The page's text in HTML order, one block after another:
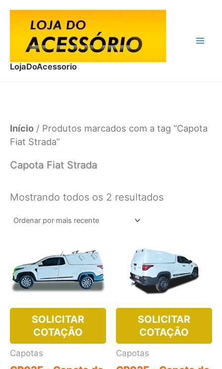
conteúdo
LojaDoAcessorio
Início / Produtos marcados com a tag “Capota
Fiat Strada”
Capota Fiat Strada
Mostrando todos os 2 resultadosClassificado
SOLICITAR
COTAÇÃO
Capotas
SOLICITAR
COTAÇÃO
Capotas